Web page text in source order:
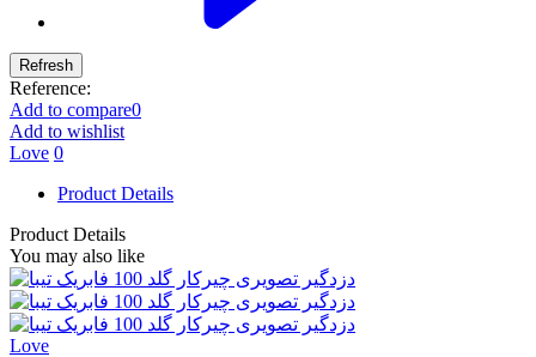
Reference:
Add to compare0
Add to wishlist
Love 0
Product Details
Product Details
You may also like
Love